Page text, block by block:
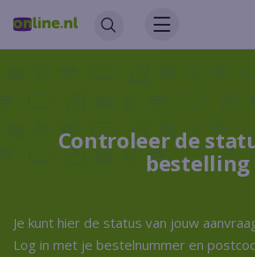
Controleer de
bestelling
Je kunt hier de status van jouw
Log in met je bestelnummer en